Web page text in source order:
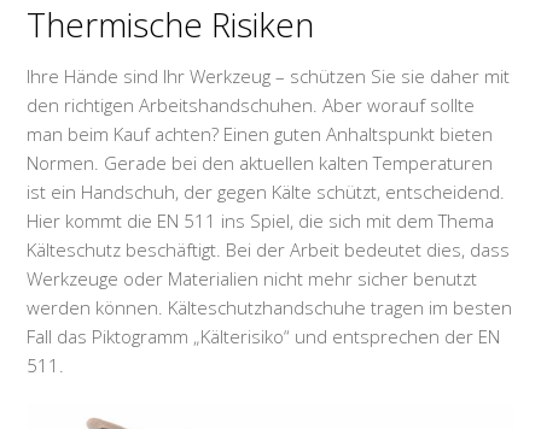
Thermische Risiken
Ihre Hände sind Ihr Werkzeug – schützen Sie sie daher mit
den richtigen Arbeitshandschuhen. Aber worauf sollte
man beim Kauf achten? Einen guten Anhaltspunkt bieten
Normen. Gerade bei den aktuellen kalten Temperaturen
ist ein Handschuh, der gegen Kälte schützt, entscheidend.
Hier kommt die EN 511 ins Spiel, die sich mit dem Thema
Kälteschutz beschäftigt. Bei der Arbeit bedeutet dies, dass
Werkzeuge oder Materialien nicht mehr sicher benutzt
werden können. Kälteschutzhandschuhe tragen im besten
Fall das Piktogramm „Kälterisiko“ und entsprechen der EN
511.